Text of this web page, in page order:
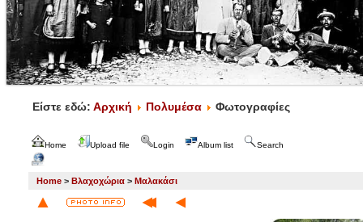
Είστε εδώ: Αρχική Πολυμέσα Φωτογραφίες
Home Upload file Login Album list Search
Home > Βλαχοχώρια > Μαλακάσι